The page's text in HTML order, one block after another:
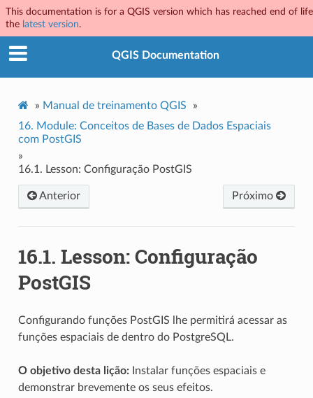
This documentation is for a QGIS version which has reached end of
the latest version.
QGIS Documentation
» Manual de treinamento QGIS
»
16. Module: Conceitos de Bases de Dados Espaciais
com PostGIS
»
16.1. Lesson: Configuração PostGIS
Anterior Próximo
16.1. Lesson: Configuração
PostGIS
Configurando funções PostGIS lhe permitirá acessar as
funções espaciais de dentro do PostgreSQL.
O objetivo desta lição:Instalar funções espaciais e
demonstrar brevemente os seus efeitos.